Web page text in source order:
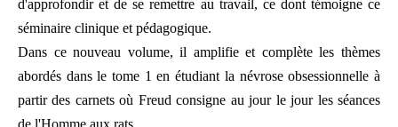
d'approfondir et de se remettre au travail, ce dont témoigne ce
séminaire clinique et pédagogique.
Dans ce nouveau volume, il amplifie et complète les thèmes
abordés dans le tome 1 en étudiant la névrose obsessionnelle à
partir des carnets où Freud consigne au jour le jour les séances
de l'Homme aux rats.